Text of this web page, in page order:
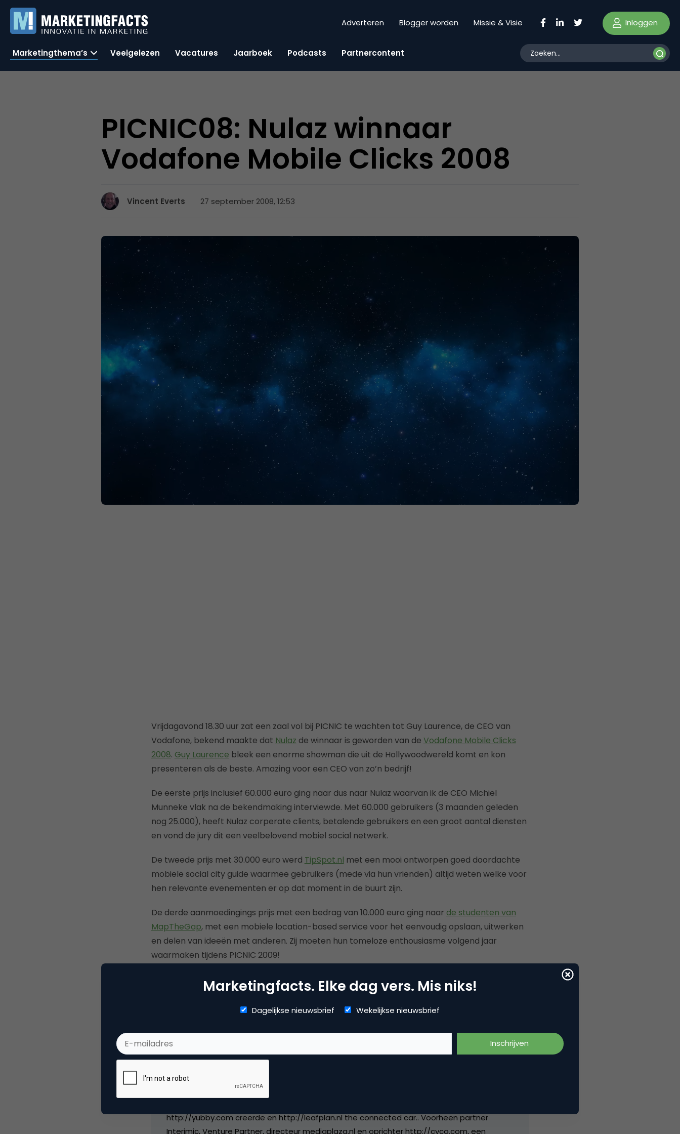
Adverteren Blogger worden Missie & Visie Inloggen
Marketingthema’s Veelgelezen Vacatures Jaarboek Podcasts Partnercontent
PICNIC08: Nulaz winnaar
Vodafone Mobile Clicks 2008
Vincent Everts 27 september 2008, 12:53
Vrijdagavond 18.30 uur zat een zaal vol bij PICNIC te wachten tot Guy Laurence, de CEO van
Vodafone, bekend maakte dat Nulaz de winnaar is geworden van de Vodafone Mobile Clicks
2008. Guy Laurence bleek een enorme showman die uit de Hollywoodwereld komt en kon
presenteren als de beste. Amazing voor een CEO van zo’n bedrijf!
De eerste prijs inclusief 60.000 euro ging naar dus naar Nulaz waarvan ik de CEO Michiel
Munneke vlak na de bekendmaking interviewde. Met 60.000 gebruikers (3 maanden geleden
nog 25.000), heeft Nulaz corperate clients, betalende gebruikers en een groot aantal diensten
en vond de jury dit een veelbelovend mobiel social netwerk.
De tweede prijs met 30.000 euro werd TipSpot.nl met een mooi ontworpen goed doordachte
mobiele social city guide waarmee gebruikers (mede via hun vrienden) altijd weten welke voor
hen relevante evenementen er op dat moment in de buurt zijn.
De derde aanmoedingings prijs met een bedrag van 10.000 euro ging naar de studenten van
MapTheGap, met een mobiele location-based service voor het eenvoudig opslaan, uitwerken
en delen van ideeën met anderen. Zij moeten hun tomeloze enthousiasme volgend jaar
waarmaken tijdens PICNIC 2009!
Kopieer link
http://yubby.com creerde en http://leafplan.nl the connected car.. Voorheen partner
Interimic, Venture Partner, directeur mediaplaza.nl en oprichter http://cyco.com, een
Marketingfacts. Elke dag vers. Mis niks!
Dagelijkse nieuwsbrief Wekelijkse nieuwsbrief